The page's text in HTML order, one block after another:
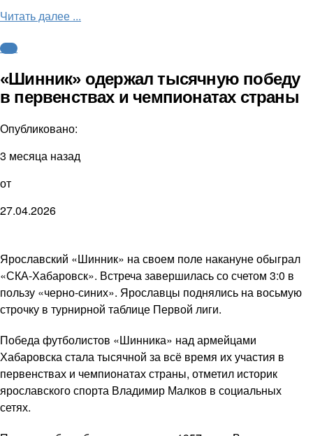
Читать далее ...
ФНЛ
«Шинник» одержал тысячную победу
в первенствах и чемпионатах страны
Опубликовано:
3 месяца назад
от
27.04.2026
Ярославский «Шинник» на своем поле накануне обыграл
«СКА-Хабаровск». Встреча завершилась со счетом 3:0 в
пользу «черно-синих». Ярославцы поднялись на восьмую
строчку в турнирной таблице Первой лиги.
Победа футболистов «Шинника» над армейцами
Хабаровска стала тысячной за всё время их участия в
первенствах и чемпионатах страны, отметил историк
ярославского спорта Владимир Малков в социальных
сетях.